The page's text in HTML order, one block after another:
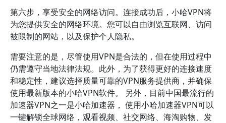
第六步，享受安全的网络访问。连接成功后，小哈VPN将
为您提供安全的网络环境。您可以自由浏览互联网、访问
被限制的网站，以及保护个人隐私。
需要注意的是，尽管使用VPN是合法的，但在使用过程中
仍需遵守当地法律法规。此外，为了获得更好的连接速度
和稳定性，建议选择质量可靠的VPN服务提供商，并确保
使用最新版本的小哈VPN软件。 另外，目前中国最流行的
加速器VPN之一是小哈加速器， 使用小哈加速器VPN可以
一键解锁全球网络，观看视频、社交网络、海淘购物、发